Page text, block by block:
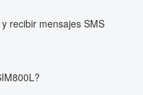
recibir mensajes SMS